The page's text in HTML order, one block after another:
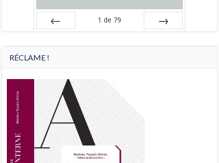
1 de 79
RÉCLAME !